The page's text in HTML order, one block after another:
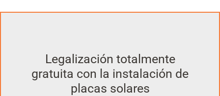
Legalización totalmente
gratuita con la instalación de
placas solares